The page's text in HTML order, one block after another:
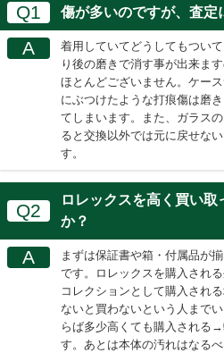
Q1
傷が多いのですが、査定
A
着用していてどうしてもつい
り後の磨きで消す事が出来ま
ほとんどございません。ケー
にぶつけたような打痕傷は磨
てしまいます。また、ガラス
ると交換以外では元に戻せな
す。
Q2
ロレックスを高く買い
か？
A
まずは保証書や箱・付属品が
です。ロレックスを購入され
コレクションとして購入され
ないと買わないという人まで
らば多少高くても購入される
す。あとは本体の汚れはなる